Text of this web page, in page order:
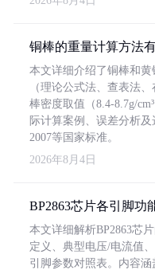
铜棒的重量计算方法
本文详细介绍了铜棒和
（理论公式法、查表法
棒密度取值（8.4-8.7g/
际计算案例、误差分析
2007等国家标准。
2026年8月4日
BP2863芯片各引脚功
本文详细解析BP2863芯
定义、典型电压/电流值
引脚参数对照表。内容